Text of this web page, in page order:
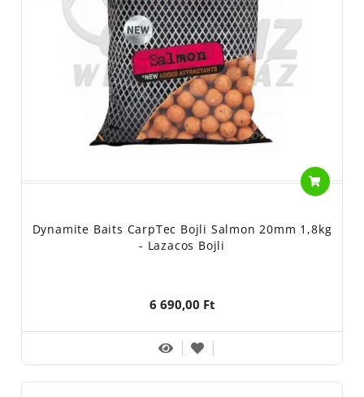
Dynamite Baits CarpTec Bojli Salmon 20mm 1,8kg
- Lazacos Bojli
6 690,00 Ft